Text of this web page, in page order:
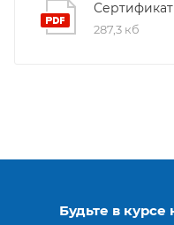
Сертификат
287,3 кб
Будьте в